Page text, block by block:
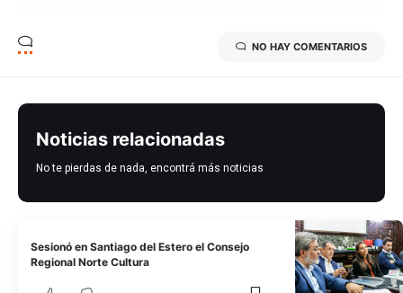
NO HAY COMENTARIOS
Noticias relacionadas
No te pierdas de nada, encontrá más noticias
Sesionó en Santiago del Estero el Consejo
Regional Norte Cultura